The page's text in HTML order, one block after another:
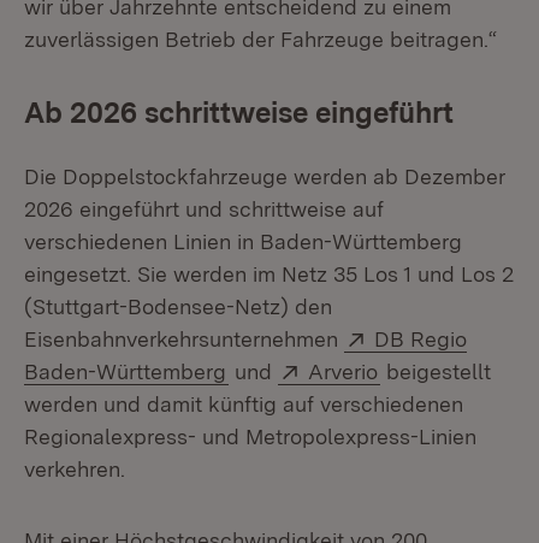
wir über Jahrzehnte entscheidend zu einem
zuverlässigen Betrieb der Fahrzeuge beitragen.“
Ab 2026 schrittweise eingeführt
Die Doppelstockfahrzeuge werden ab Dezember
2026 eingeführt und schrittweise auf
verschiedenen Linien in Baden-Württemberg
eingesetzt. Sie werden im Netz 35 Los 1 und Los 2
(Stuttgart-Bodensee-Netz) den
Eisenbahnverkehrsunternehmen
Extern:
DB Regio
Baden-Württemberg (Öffnet in neuem Fenster)
und Extern:
Arverio (Öffnet in
beigestellt
werden und damit künftig auf verschiedenen
Regionalexpress- und Metropolexpress-Linien
verkehren.